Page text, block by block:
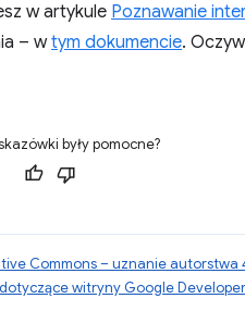
w artykule Poznawanie
– wtym dokumencie.
były pomocne?
Commons – uznanie autorstwa
witryny Google